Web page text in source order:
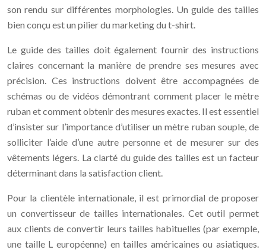
son rendu sur différentes morphologies. Un guide des tailles
bien conçu est un pilier du marketing du t-shirt.
Le guide des tailles doit également fournir des instructions
claires concernant la manière de prendre ses mesures avec
précision. Ces instructions doivent être accompagnées de
schémas ou de vidéos démontrant comment placer le mètre
ruban et comment obtenir des mesures exactes. Il est essentiel
d’insister sur l’importance d’utiliser un mètre ruban souple, de
solliciter l’aide d’une autre personne et de mesurer sur des
vêtements légers. La clarté du guide des tailles est un facteur
déterminant dans la satisfaction client.
Pour la clientèle internationale, il est primordial de proposer
un convertisseur de tailles internationales. Cet outil permet
aux clients de convertir leurs tailles habituelles (par exemple,
une taille L européenne) en tailles américaines ou asiatiques.